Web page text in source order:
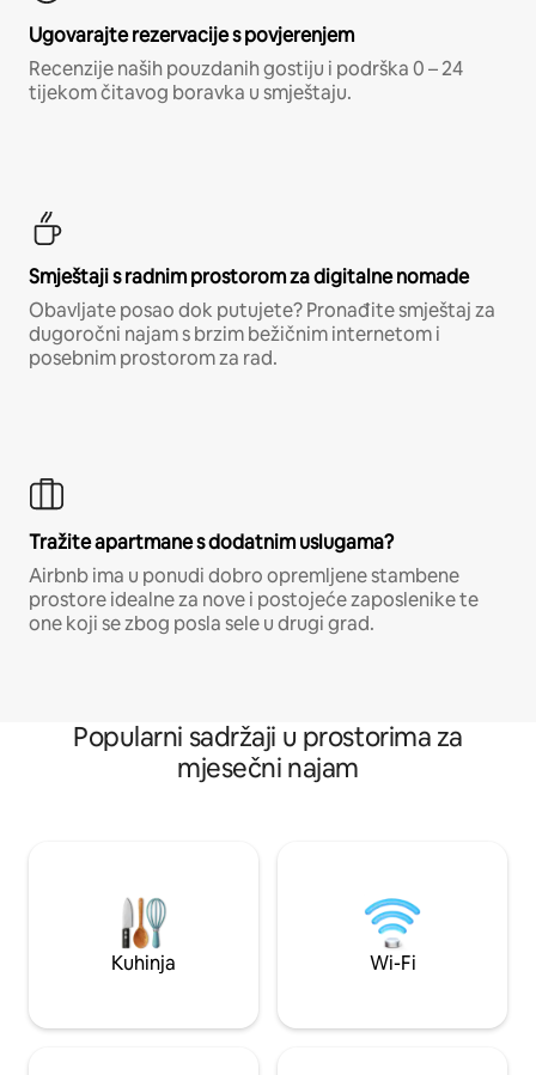
Ugovarajte rezervacije s povjerenjem
Recenzije naših pouzdanih gostiju i podrška 0 – 24
tijekom čitavog boravka u smještaju.
Smještaji s radnim prostorom za digitalne nomade
Obavljate posao dok putujete? Pronađite smještaj za
dugoročni najam s brzim bežičnim internetom i
posebnim prostorom za rad.
Tražite apartmane s dodatnim uslugama?
Airbnb ima u ponudi dobro opremljene stambene
prostore idealne za nove i postojeće zaposlenike te
one koji se zbog posla sele u drugi grad.
Popularni sadržaji u prostorima za
mjesečni najam
Kuhinja Wi-Fi